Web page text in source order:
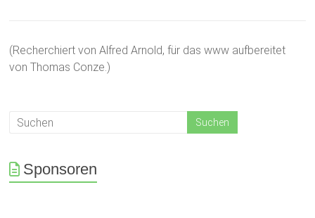
(Recherchiert von Alfred Arnold, für das www aufbereitet
von Thomas Conze.)
Sponsoren